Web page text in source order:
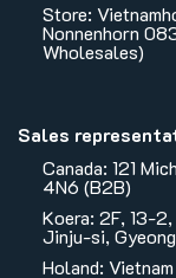
Store:
Nonnenhorn
Wholesales)
Sales
Canada: 121
4N6 (B2B)
Koera: 2F, 13-
Jinju-si,
Holand: